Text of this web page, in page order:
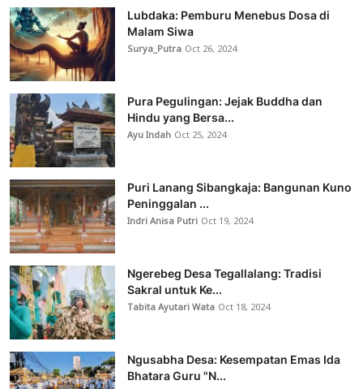
Lubdaka: Pemburu Menebus Dosa di
Malam Siwa
Surya_Putra Oct 26, 2024
Pura Pegulingan: Jejak Buddha dan
Hindu yang Bersa...
Ayu Indah Oct 25, 2024
Puri Lanang Sibangkaja: Bangunan Kuno
Peninggalan ...
Indri Anisa Putri Oct 19, 2024
Ngerebeg Desa Tegallalang: Tradisi
Sakral untuk Ke...
Tabita Ayutari Wata Oct 18, 2024
Ngusabha Desa: Kesempatan Emas Ida
Bhatara Guru "N...